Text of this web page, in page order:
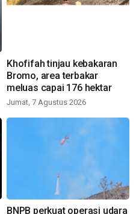
Khofifah tinjau kebakaran
Bromo, area terbakar
meluas capai 176 hektar
Jumat, 7 Agustus 2026
BNPB perkuat operasi udara